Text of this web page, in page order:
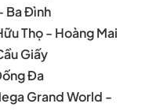
Ba Đình
Thọ - Hoàng Mai
Giấy
Đa
Grand World -